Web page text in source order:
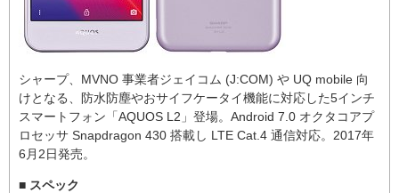
シャープ、MVNO 事業者ジェイコム (J:COM) や UQ mobile 向
けとなる、防水防塵やおサイフケータイ機能に対応した5インチ
スマートフォン「AQUOS L2」登場。Android 7.0 オクタコアプ
ロセッサ Snapdragon 430 搭載し LTE Cat.4 通信対応。2017年
6月2日発売。
■ スペック